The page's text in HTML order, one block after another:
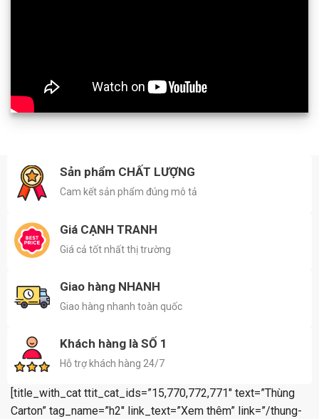
Sản phẩm CHẤT LƯỢNG
Cam kết sản phẩm đúng mô tả
Giá CẠNH TRANH
Giá cả tốt nhất thị trường
Giao hàng NHANH
Giao hàng nhanh toàn quốc
Khách hàng là SỐ 1
Hỗ trợ khách hàng 24/7
[title_with_cat ttit_cat_ids=”15,770,772,771″ text=”Thùng
Carton” tag_name=”h2″ link_text=”Xem thêm” link=”/thung-